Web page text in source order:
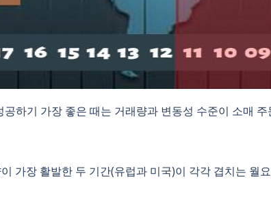
하기 가장 좋은 때는 거래량과 변동성 수준이 소매
가장 활발한 두 기간(유럽과 미국)이 각각 겹치는 월